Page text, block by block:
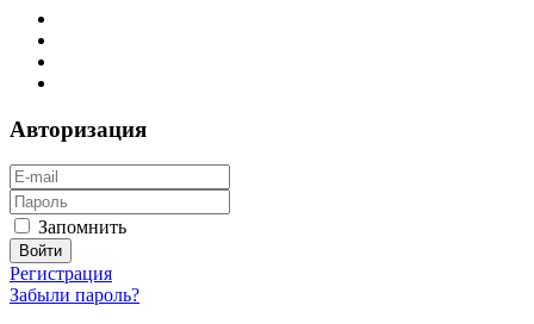
Авторизация
Запомнить
Регистрация
Забыли пароль?